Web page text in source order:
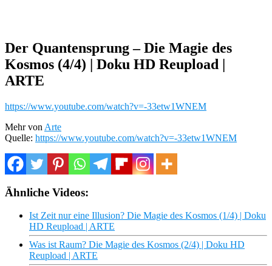
Der Quantensprung – Die Magie des
Kosmos (4/4) | Doku HD Reupload |
ARTE
https://www.youtube.com/watch?v=-33etw1WNEM
Mehr von Arte
Quelle: https://www.youtube.com/watch?v=-33etw1WNEM
Ähnliche Videos:
Ist Zeit nur eine Illusion? Die Magie des Kosmos (1/4) | Doku
HD Reupload | ARTE
Was ist Raum? Die Magie des Kosmos (2/4) | Doku HD
Reupload | ARTE